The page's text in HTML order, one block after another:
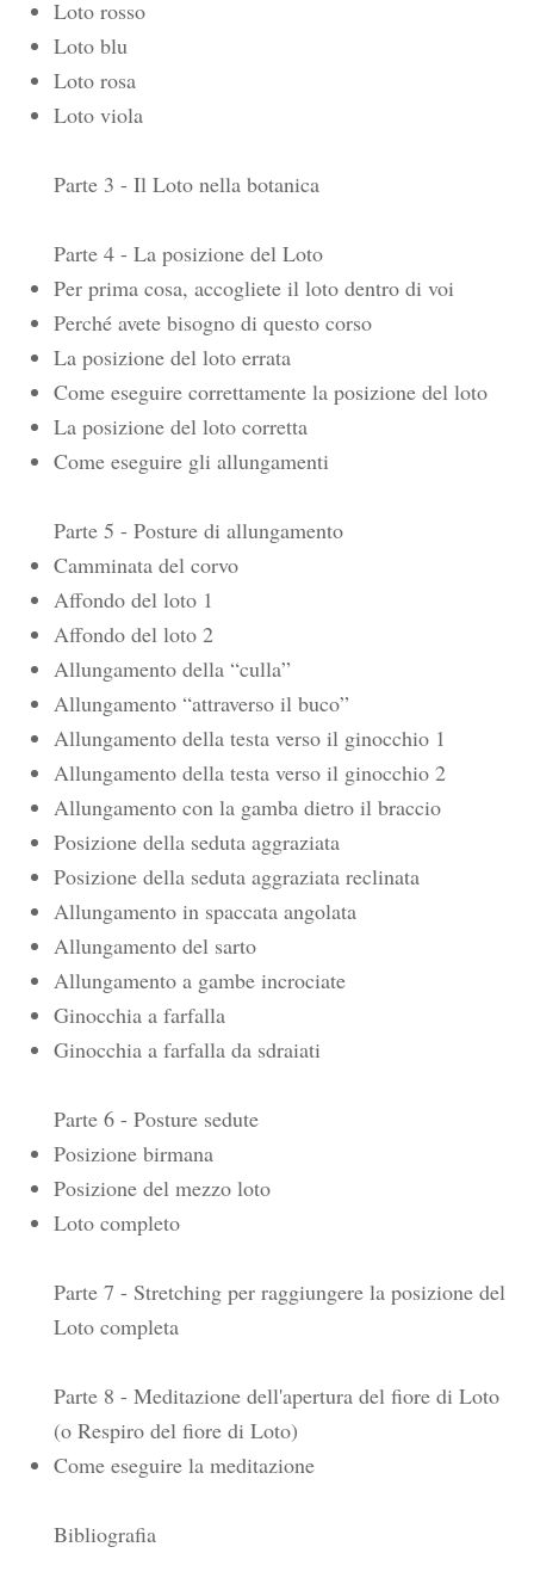
Loto rosso
Loto blu
Loto rosa
Loto viola
Parte 3 - Il Loto nella botanica
Parte 4 - La posizione del Loto
Per prima cosa, accogliete il loto dentro di voi
Perché avete bisogno di questo corso
La posizione del loto errata
Come eseguire correttamente la posizione del loto
La posizione del loto corretta
Come eseguire gli allungamenti
Parte 5 - Posture di allungamento
Camminata del corvo
Affondo del loto 1
Affondo del loto 2
Allungamento della “culla”
Allungamento “attraverso il buco”
Allungamento della testa verso il ginocchio 1
Allungamento della testa verso il ginocchio 2
Allungamento con la gamba dietro il braccio
Posizione della seduta aggraziata
Posizione della seduta aggraziata reclinata
Allungamento in spaccata angolata
Allungamento del sarto
Allungamento a gambe incrociate
Ginocchia a farfalla
Ginocchia a farfalla da sdraiati
Parte 6 - Posture sedute
Posizione birmana
Posizione del mezzo loto
Loto completo
Parte 7 - Stretching per raggiungere la posizione del
Loto completa
Parte 8 - Meditazione dell'apertura del fiore di Loto
(o Respiro del fiore di Loto)
Come eseguire la meditazione
Bibliografia